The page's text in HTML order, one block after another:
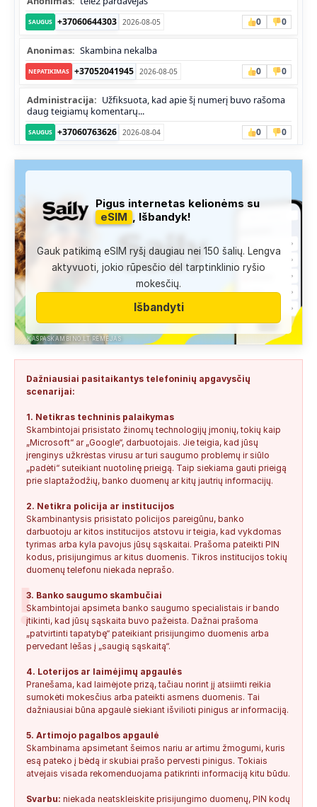
SAUGUS +37060644303 2026-08-05 0 0
Anonimas: Skambina nekalba
NEPATIKIMAS +37052041945 2026-08-05 0 0
Administracija: Užfiksuota, kad apie šį numerį buvo rašoma
daug teigiamų komentarų...
SAUGUS +37060763626 2026-08-04 0 0
Anonimas: Labai gera pagalbininke, konsultavausi ne karta
del teises mokslu
Anonimas: Paskambino kažkokia [vardas paslėptas] ir siūlo
TIKRINAMAS +34876041992 2026-08-04 0
2026-08-04
Anonimas: Gauta SMS žinutė: " Moters neturi?
Keista: Sukčių stacionaraus telefono numeris tiesiog Vilniaus
centre, Kudirkos aikštėje, Vilniaus...
NEPATIKIMAS +37052041945 2026-08-01
Anonimas: Paskambino ir kalbėjo per Google vertėja.
Tiesiogiai taip ir pristatė:...
TIKRINAMAS +37127228220 2026-07-31 1 0
Anonimas: Banditai netsiliepti
TIKRINAMAS +371291967613 2026-07-30
KASPASKAMBINO.LT RĖMĖJAS
Pigus internetas kelionėms su
eSIM , Išbandyk!
Gauk patikimą eSIM ryšį daugiau nei 150 šalių. Lengva
aktyvuoti, jokio rūpesčio dėl tarptinklinio ryšio
mokesčių.
Išbandyti
!
Dažniausiai pasitaikantys telefoninių apgavysčių
scenarijai:
1. Netikras techninis palaikymas
Skambintojai prisistato žinomų technologijų įmonių, tokių kaip
„Microsoft“ ar „Google“, darbuotojais. Jie teigia, kad jūsų
įrenginys užkrėstas virusu ar turi saugumo problemų ir siūlo
„padėti“ suteikiant nuotolinę prieigą. Taip siekiama gauti prieigą
prie slaptažodžių, banko duomenų ar kitų jautrių informacijų.
2. Netikra policija ar institucijos
Skambinantysis prisistato policijos pareigūnu, banko
darbuotoju ar kitos institucijos atstovu ir teigia, kad vykdomas
tyrimas arba kyla pavojus jūsų sąskaitai. Prašoma pateikti PIN
kodus, prisijungimus ar kitus duomenis. Tikros institucijos tokių
duomenų telefonu niekada neprašo.
3. Banko saugumo skambučiai
Skambintojai apsimeta banko saugumo specialistais ir bando
įtikinti, kad jūsų sąskaita buvo pažeista. Dažnai prašoma
„patvirtinti tapatybę“ pateikiant prisijungimo duomenis arba
pervedant lėšas į „saugią sąskaitą“.
4. Loterijos ar laimėjimų apgaulės
Pranešama, kad laimėjote prizą, tačiau norint jį atsiimti reikia
sumokėti mokesčius arba pateikti asmens duomenis. Tai
dažniausiai būna apgaulė siekiant išvilioti pinigus ar informaciją.
5. Artimojo pagalbos apgaulė
Skambinama apsimetant šeimos nariu ar artimu žmogumi, kuris
esą pateko į bėdą ir skubiai prašo pervesti pinigus. Tokiais
atvejais visada rekomenduojama patikrinti informaciją kitu būdu.
Svarbu: niekada neatskleiskite prisijungimo duomenų, PIN kodų